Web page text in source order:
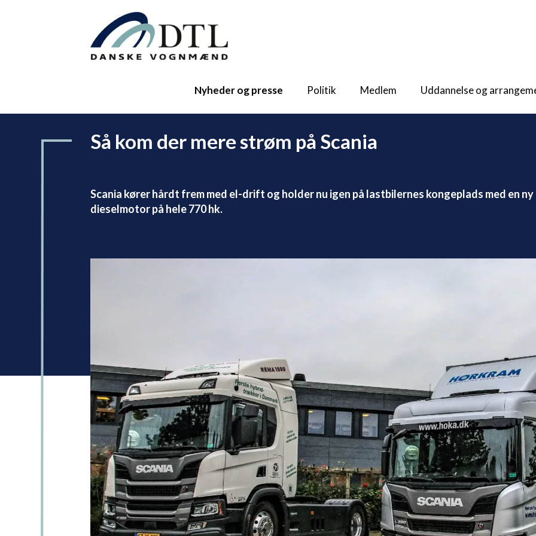
Nyheder og presse Politik Medlem Uddannelse og
Så kom der mere strøm på Scania
Scania kører hårdt frem med el-drift og holder nu igen på lastbilernes kongeplads med en ny
dieselmotor på hele 770 hk.